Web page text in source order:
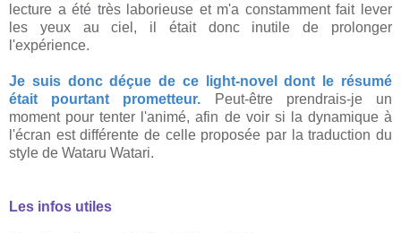
lecture a été très laborieuse et m'a constamment fait lever
les yeux au ciel, il était donc inutile de prolonger
l'expérience.
Je suis donc déçue de ce light-novel dont le résumé
était pourtant prometteur. Peut-être prendrais-je un
moment pour tenter l'animé, afin de voir si la dynamique à
l'écran est différente de celle proposée par la traduction du
style de Wataru Watari.
Les infos utiles